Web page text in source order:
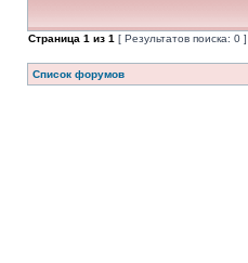
Страница 1 из 1 [ Результатов поиска: 0 ]
Список форумов